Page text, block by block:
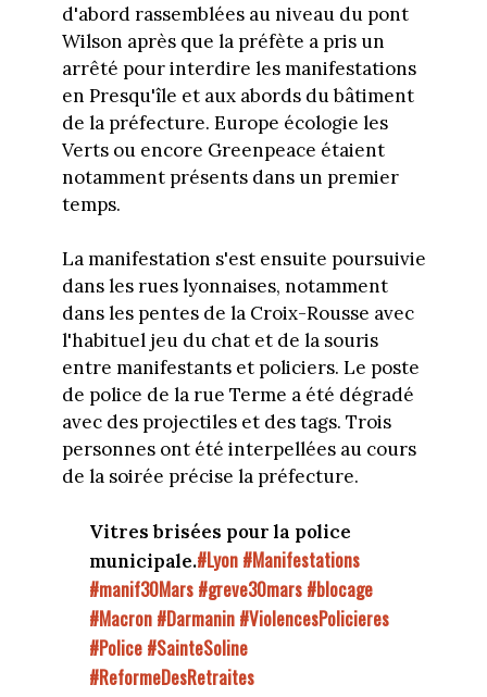
d'abord rassemblées au niveau du pont
Wilson après que la préfète a pris un
arrêté pour interdire les manifestations
en Presqu'île et aux abords du bâtiment
de la préfecture. Europe écologie les
Verts ou encore Greenpeace étaient
notamment présents dans un premier
temps.
La manifestation s'est ensuite poursuivie
dans les rues lyonnaises, notamment
dans les pentes de la Croix-Rousse avec
l'habituel jeu du chat et de la souris
entre manifestants et policiers. Le poste
de police de la rue Terme a été dégradé
avec des projectiles et des tags. Trois
personnes ont été interpellées au cours
de la soirée précise la préfecture.
Vitres brisées pour la police
municipale.#Lyon #Manifestations
#manif30Mars #greve30mars #blocage
#Macron #Darmanin #ViolencesPolicieres
#Police #SainteSoline
#ReformeDesRetraites